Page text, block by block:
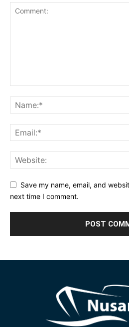
Save my name, email, and
next time I comment.